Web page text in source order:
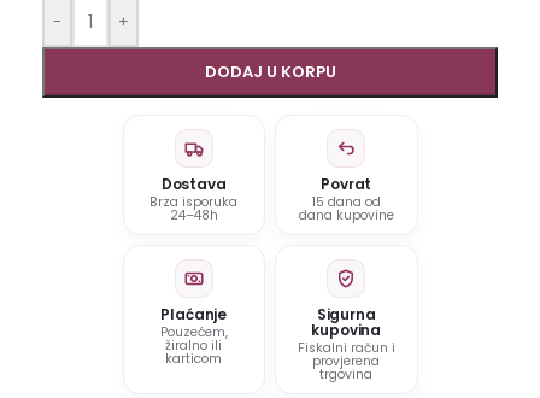
- +
DODAJ U KORPU
Dostava
Brza isporuka
24–48h
Povrat
15 dana od
dana kupovine
Plaćanje
Pouzećem,
žiralno ili
karticom
Sigurna
kupovina
Fiskalni račun i
provjerena
trgovina